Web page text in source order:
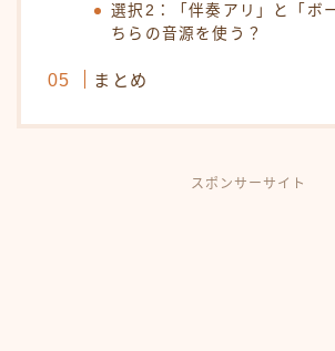
選択2：「伴奏アリ」と「ボ
ちらの音源を使う？
まとめ
スポンサーサイト